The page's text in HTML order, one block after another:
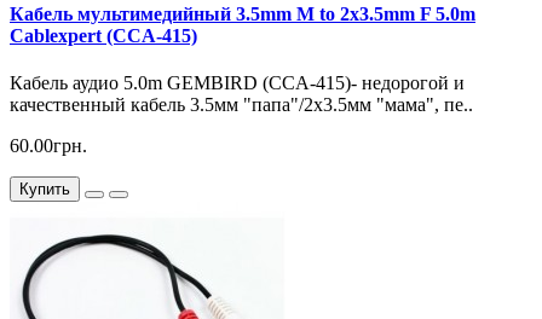
Кабель мультимедийный 3.5mm M to 2x3.5mm F 5.0m
Cablexpert (CCA-415)
Кабель аудио 5.0m GEMBIRD (CCA-415)- недорогой и
качественный кабель 3.5мм "папа"/2х3.5мм "мама", пе..
60.00грн.
Купить